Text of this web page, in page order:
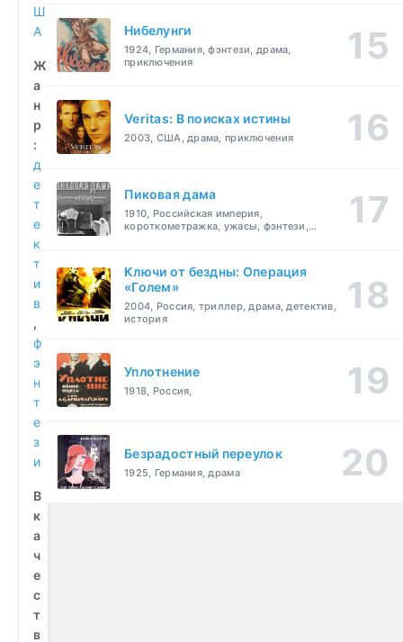
Ш
А
Ж
а
н
р
:
д
е
т
е
к
т
и
в
,
ф
э
н
т
е
з
и
В
к
а
ч
е
с
т
в
Нибелунги
1924, Германия, фэнтези, драма,
приключения
Veritas: В поисках истины
2003, США, драма, приключения
Пиковая дама
1910, Российская империя,
короткометражка, ужасы, фэнтези,
Ключи от бездны: Операция
«Голем»
2004, Россия, триллер, драма, детектив,
история
Уплотнение
1918, Россия,
Безрадостный переулок
1925, Германия, драма